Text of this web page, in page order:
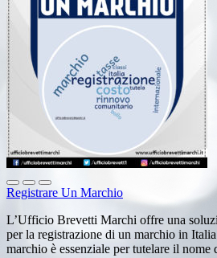
Registrare Un Marchio
L’Ufficio Brevetti Marchi offre una
per la registrazione di un marchio in
marchio è essenziale per tutelare il nome